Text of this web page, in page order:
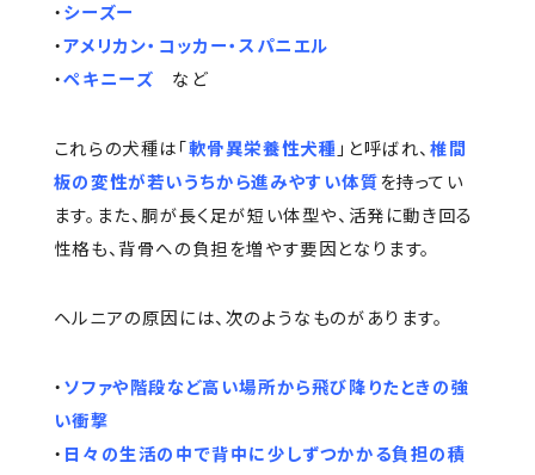
・ シーズー
・アメリカン・コッカー・スパニエル
・ペキニーズ など
これらの犬種は「軟骨異栄養性犬種 」と呼ばれ、椎間
板の変性が若いうちから進みやすい体質 を持ってい
ます。また、胴が長く足が短い体型や、活発に動き回る
性格も、背骨への負担を増やす要因となります。
ヘルニアの原因には、次のようなものがあります。
・ ソファや階段など高い場所から飛び降りたときの強
い衝撃
・ 日々の生活の中で背中に少しずつかかる負担の積